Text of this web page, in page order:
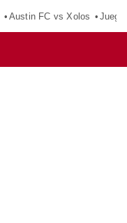
Austin FC vs Xolos